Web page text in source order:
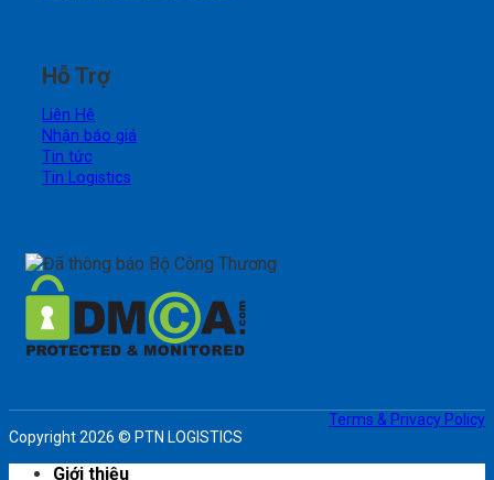
Hỗ Trợ
Liên Hệ
Nhận báo giá
Tin tức
Tin Logistics
Terms & Privacy Policy
Copyright 2026 © PTN LOGISTICS
Giới thiệu